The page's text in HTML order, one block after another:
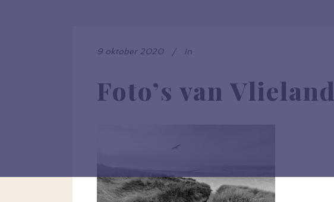
9 oktober 2020 In
Foto’s van Vlieland